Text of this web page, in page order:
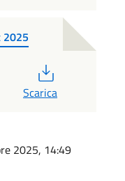
2025
Scarica
2025, 14:49